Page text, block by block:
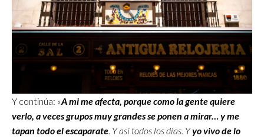
Y continúa: «A mi me afecta, porque como la gente quiere
verlo, a veces grupos muy grandes se ponen a mirar… y me
tapan todo el escaparate. Y así todos los días. Yyo vivo de lo